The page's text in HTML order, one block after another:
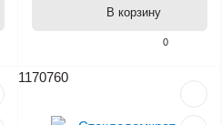
0
В корзину
1170760